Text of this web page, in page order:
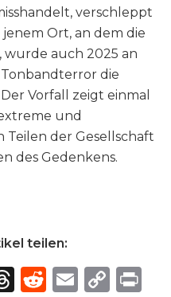
verschleppt
Ort, an dem die
wurde auch 2025 an
die
Vorfall zeigt einmal
und
Teilen der Gesellschaft
des Gedenkens.
teilen:
T
R
E
C